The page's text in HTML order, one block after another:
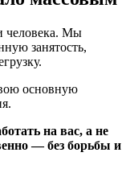
человека. Мы
занятость,
основную
на вас, а не
— без борьбы и